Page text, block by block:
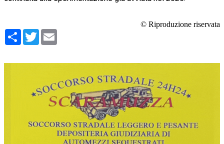
© Riproduzione riservata
Condividi
Twitter